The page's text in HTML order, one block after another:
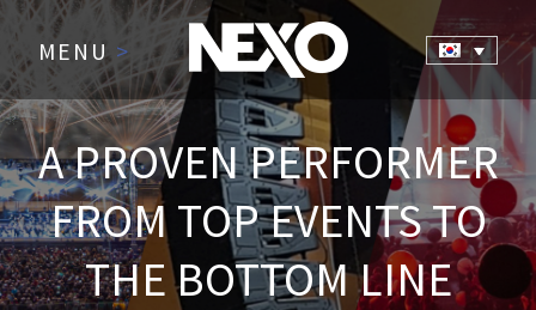
MENU >
A PROVEN PERFORMER
FROM TOP EVENTS TO
THE BOTTOM LINE